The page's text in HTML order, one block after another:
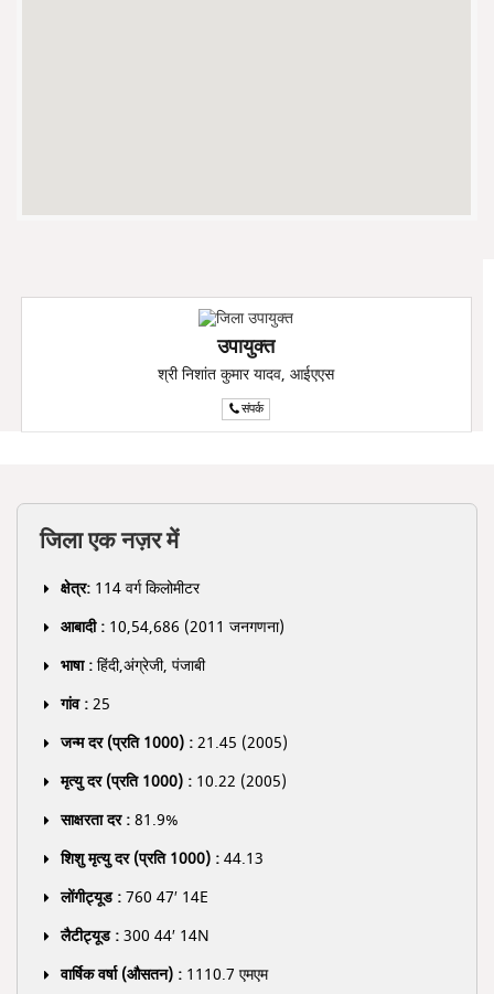
उपायुक्त
श्री निशांत कुमार यादव, आईएएस
संपर्क
जिला एक नज़र में
क्षेत्र: 114 वर्ग किलोमीटर
आबादी : 10,54,686 (2011 जनगणना)
भाषा :हिंदी,अंग्रेजी, पंजाबी
गांव :25
जन्म दर (प्रति 1000) :21.45 (2005)
मृत्यु दर (प्रति 1000) : 10.22 (2005)
साक्षरता दर :81.9%
शिशु मृत्यु दर (प्रति 1000) :44.13
लोंगीट्यूड :760 47′ 14E
लैटीट्यूड :300 44′ 14N
वार्षिक वर्षा (औसतन) : 1110.7 एमएम